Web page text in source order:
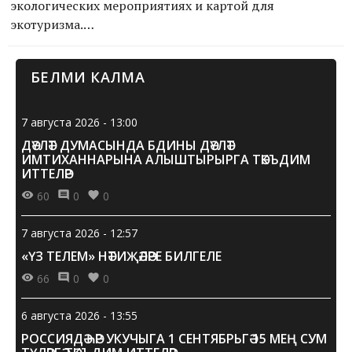
экологических мероприятиях и картой для
экотуризма.
В сентябре – ноябре в России в пилотном режиме
начнет работу интерактивный интернет-сервис с
БЕЛМИ КАЛМА
7 августа 2026 - 13:00
ДӘҮЛӘТ ДУМАСЫНДА БДИНЫ ДӘҮЛӘТ
ИМТИХАННАРЫНА АЛЫШТЫРЫРГА ТӘКЪДИМ
ИТТЕЛӘР
60 0 0
7 августа 2026 - 12:57
«ҮЗ ТЕЛЕМ» НӘТИҖӘЛӘРЕ БИЛГЕЛЕ
66 0 0
6 августа 2026 - 13:55
РОССИЯДӘ ҺӘР УКУЧЫГА 1 СЕНТЯБРЬГӘ 15 МЕҢ СУМ